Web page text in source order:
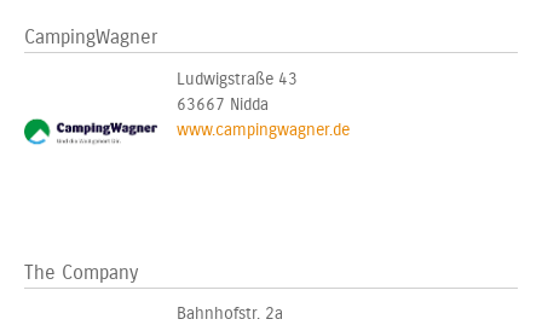
CampingWagner
Ludwigstraße 43
63667 Nidda
www.campingwagner.de
The Company
Bahnhofstr. 2a